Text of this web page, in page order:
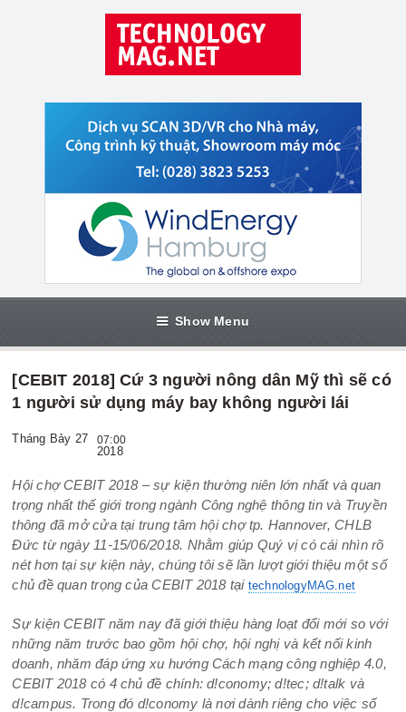
Show Menu
[CEBIT 2018] Cứ 3 người nông dân Mỹ thì sẽ có
1 người sử dụng máy bay không người lái
Tháng Bảy 27 07:00
2018
Hội chợ CEBIT 2018 – sự kiện thường niên lớn nhất và quan
trọng nhất thế giới trong ngành Công nghệ thông tin và Truyền
thông đã mở cửa tại trung tâm hội chợ tp. Hannover, CHLB
Đức từ ngày 11-15/06/2018. Nhằm giúp Quý vị có cái nhìn rõ
nét hơn tại sự kiện này, chúng tôi sẽ lần lượt giới thiệu một số
chủ đề quan trọng của CEBIT 2018 tại technologyMAG.net
Sự kiện CEBIT năm nay đã giới thiệu hàng loạt đổi mới so với
những năm trước bao gồm hội chợ, hội nghị và kết nối kinh
doanh, nhăm đáp ứng xu hướng Cách mạng công nghiệp 4.0,
CEBIT 2018 có 4 chủ đề chính: d!conomy; d!tec; d!talk và
d!campus. Trong đó d!conomy là nơi dành riêng cho việc số